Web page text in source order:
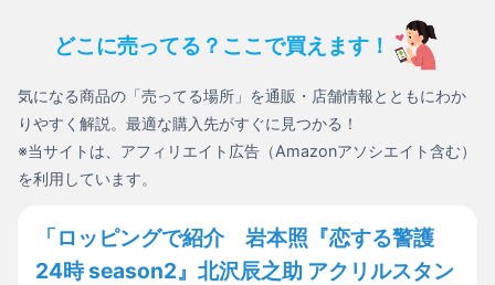
どこに売ってる？ここで買えます！
気になる商品の「売ってる場所」を通販・店舗情報とともにわか
りやすく解説。最適な購入先がすぐに見つかる！
※当サイトは、アフィリエイト広告（Amazonアソシエイト含む）
を利用しています。
「ロッピングで紹介 岩本照『恋する警護
24時 season2』北沢辰之助 アクリルスタン